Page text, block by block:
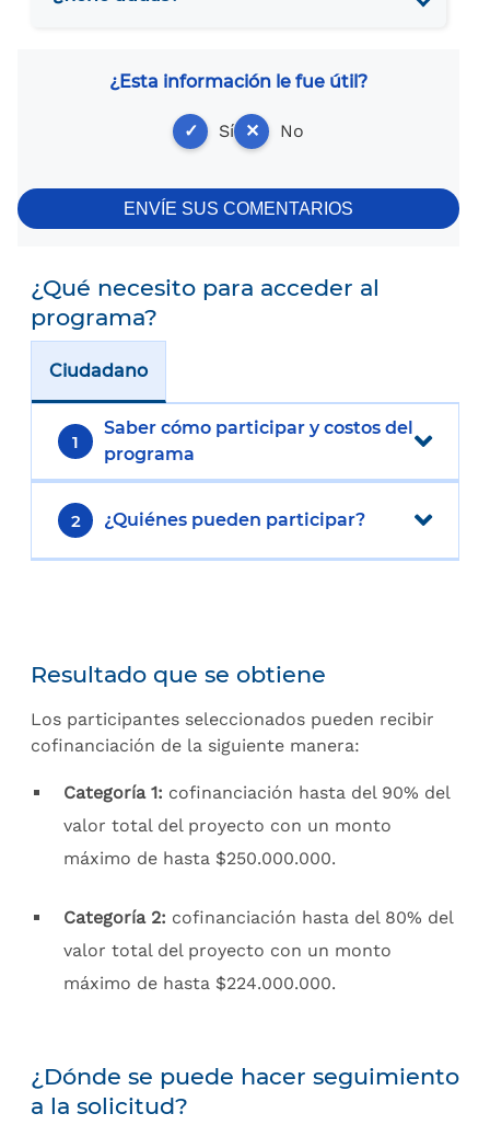
¿Esta información le fue útil?
✓ Sí ✕ No
ENVÍE SUS COMENTARIOS
¿Qué necesito para acceder al
programa?
Ciudadano
1
Saber cómo participar y costos del
programa
2 ¿Quiénes pueden participar?
Resultado que se obtiene
Los participantes seleccionados pueden recibir
cofinanciación de la siguiente manera:
Categoría 1: cofinanciación hasta del 90% del
valor total del proyecto con un monto
máximo de hasta $250.000.000.
Categoría 2: cofinanciación hasta del 80% del
valor total del proyecto con un monto
máximo de hasta $224.000.000.
¿Dónde se puede hacer seguimiento
a la solicitud?